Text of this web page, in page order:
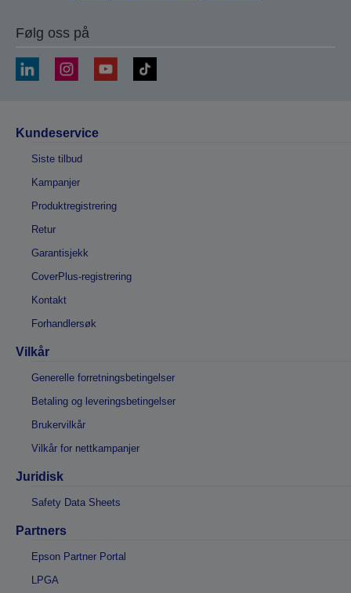
Følg oss på
Kundeservice
Siste tilbud
Kampanjer
Produktregistrering
Retur
Garantisjekk
CoverPlus-registrering
Kontakt
Forhandlersøk
Vilkår
Generelle forretningsbetingelser
Betaling og leveringsbetingelser
Brukervilkår
Vilkår for nettkampanjer
Juridisk
Safety Data Sheets
Partners
Epson Partner Portal
LPGA